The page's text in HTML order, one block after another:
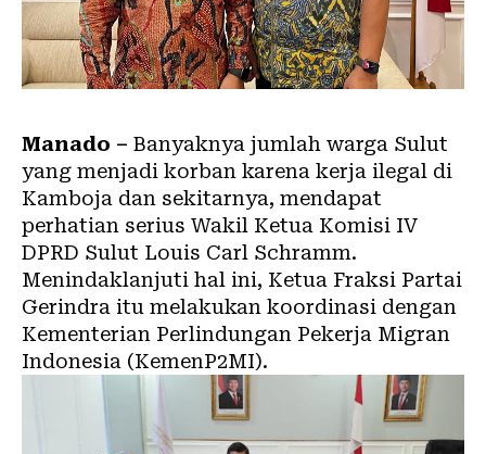
Manado – Banyaknya jumlah warga Sulut
yang menjadi korban karena kerja ilegal di
Kamboja dan sekitarnya, mendapat
perhatian serius Wakil Ketua Komisi IV
DPRD Sulut Louis Carl Schramm.
Menindaklanjuti hal ini, Ketua Fraksi Partai
Gerindra itu melakukan koordinasi dengan
Kementerian Perlindungan Pekerja Migran
Indonesia (KemenP2MI).